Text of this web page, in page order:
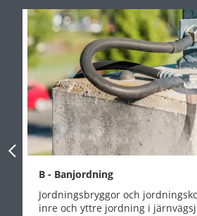
Previous Slide
B - Banjordning
Jordningsbryggor och
inre och yttre jordning i